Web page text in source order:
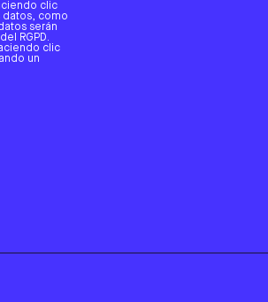
clic
datos, como
serán
RGPD.
clic
un